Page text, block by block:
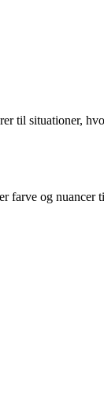
til situationer,
farve og nuancer